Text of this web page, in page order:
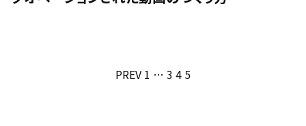
投
PREV 1 … 3 4 5